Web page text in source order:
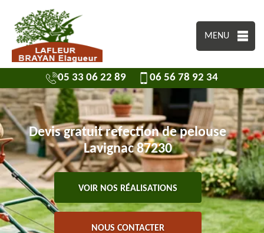
MENU
05 33 06 22 89 06 56 78 92 34
Devis gratuit refection de pelouse
Lavignac 87230
VOIR NOS RÉALISATIONS
NOUS CONTACTER